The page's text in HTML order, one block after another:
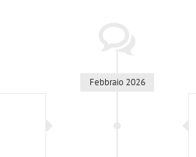
Febbraio 2026